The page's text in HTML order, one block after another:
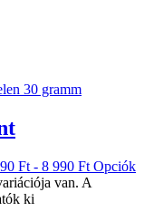
Ft - 8 990 Ft Opciók
van. A
ki